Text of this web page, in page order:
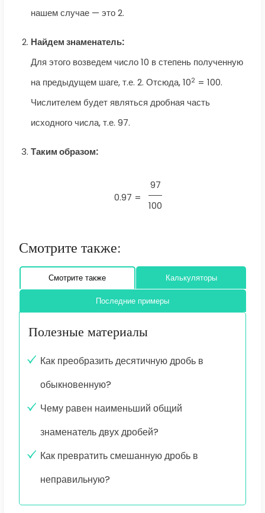
нашем случае — это 2.
Найдем знаменатель:
Для этого возведем число 10 в степень полученную
на предыдущем шаге, т.е. 2. Отсюда, 102= 100.
Числителем будет являться дробная часть
исходного числа, т.е. 97.
Таким образом:
0.97 =
97
100
Смотрите также:
Смотрите также Калькуляторы
Последние примеры
Полезные материалы
Как преобразить десятичную дробь в
обыкновенную?
Чему равен наименьший общий
знаменатель двух дробей?
Как превратить смешанную дробь в
неправильную?